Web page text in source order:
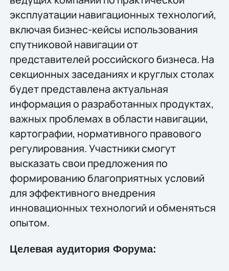
эксплуатации навигационных технологий,
включая бизнес-кейсы использования
спутниковой навигации от
представителей российского бизнеса. На
секционных заседаниях и круглых столах
будет представлена актуальная
информация о разработанных продуктах,
важных проблемах в области навигации,
картографии, нормативного правового
регулирования. Участники смогут
высказать свои предложения по
формированию благоприятных условий
для эффективного внедрения
инновационных технологий и обменяться
опытом.
Целевая аудитория Форума: